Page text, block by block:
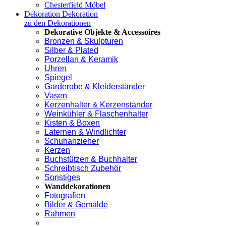
Chesterfield Möbel
Dekoration Dekoration
zu den Dekorationen
Dekorative Objekte & Accessoires
Bronzen & Skulpturen
Silber & Plated
Porzellan & Keramik
Uhren
Spiegel
Garderobe & Kleiderständer
Vasen
Kerzenhalter & Kerzenständer
Weinkühler & Flaschenhalter
Kisten & Boxen
Laternen & Windlichter
Schuhanzieher
Kerzen
Buchstützen & Buchhalter
Schreibtisch Zubehör
Sonstiges
Wanddekorationen
Fotografien
Bilder & Gemälde
Rahmen